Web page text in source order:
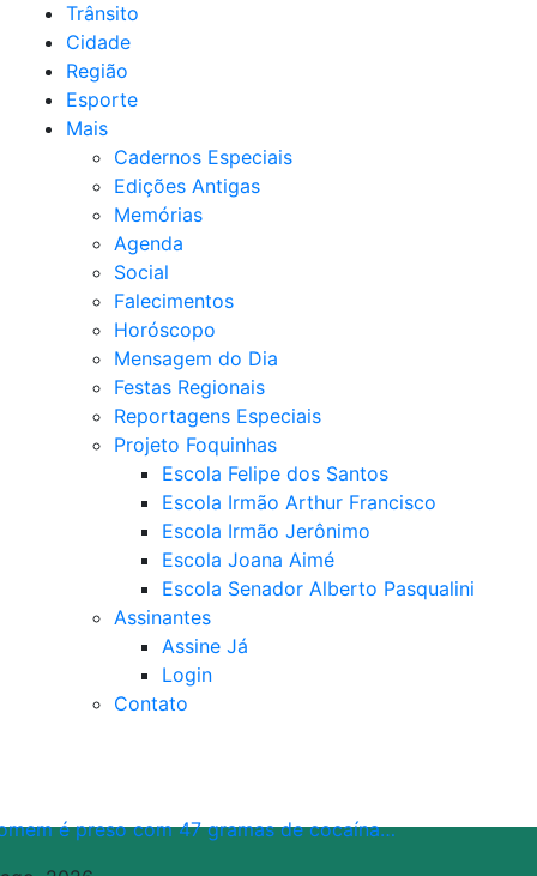
Trânsito
Cidade
Região
Esporte
Mais
Cadernos Especiais
Edições Antigas
Memórias
Agenda
Social
Falecimentos
Horóscopo
Mensagem do Dia
Festas Regionais
Reportagens Especiais
Projeto Foquinhas
Escola Felipe dos Santos
Escola Irmão Arthur Francisco
Escola Irmão Jerônimo
Escola Joana Aimé
Escola Senador Alberto Pasqualini
Assinantes
Assine Já
Login
Contato
é preso com 47 gramas de cocaína…